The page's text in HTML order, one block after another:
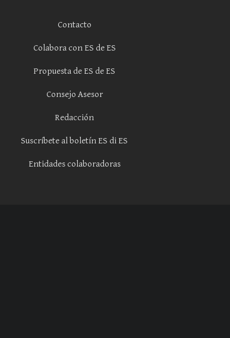
Contacto
Colabora con ES de ES
Propuesta de ES de ES
Consejo Asesor
Redacción
Suscríbete al boletín ES di ES
Entidades colaboradoras